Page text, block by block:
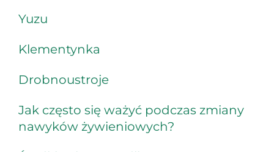
Yuzu
Klementynka
Drobnoustroje
Jak często się ważyć podczas zmiany
nawyków żywieniowych?